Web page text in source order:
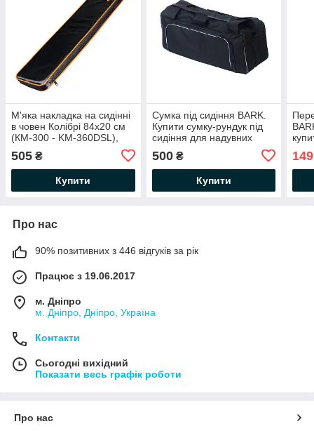
М'яка накладка на сидінні
в човен Колібрі 84х20 см
(КМ-300 - KM-360DSL),
505 ₴
Купити
Сумка під сидіння BARK.
Купити сумку-рундук під
сидіння для надувних
500₴
Купити
149
Про нас
90% позитивних з 446 відгуків за рік
Працює з 19.06.2017
м. Дніпро
м. Дніпро, Дніпро, Україна
Контакти
Сьогодні вихідний
Показати весь графік роботи
Про нас